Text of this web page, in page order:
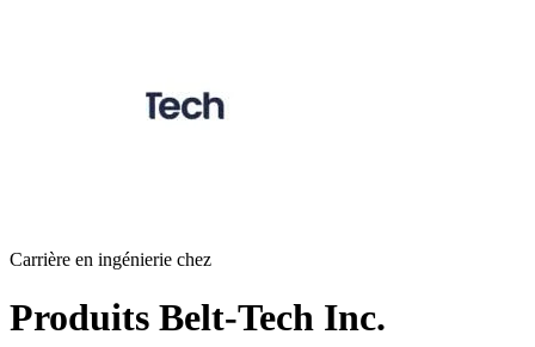
Carrière en ingénierie chez
Produits Belt-Tech Inc.